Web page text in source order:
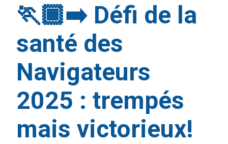
🏃🏾‍➡️ Défi de la
santé des
Navigateurs
2025 : trempés
mais victorieux!